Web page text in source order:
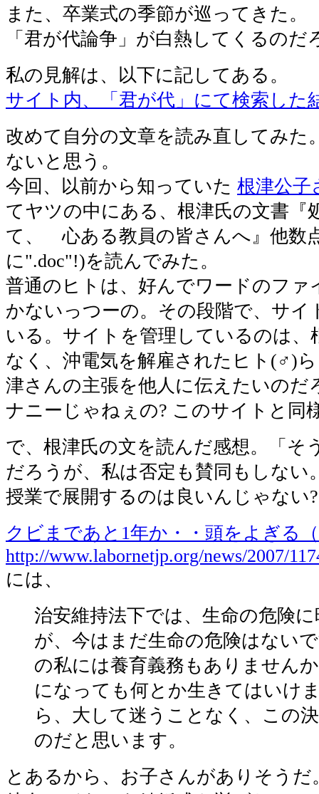
また、卒業式の季節が巡ってきた。
「君が代論争」が白熱してくるのだ
私の見解は、以下に記してある。
サイト内、「君が代」にて検索した
改めて自分の文章を読み直してみた
ないと思う。
今回、以前から知っていた 根津公子
てヤツの中にある、根津氏の文書
て、 心ある教員の皆さんへ』他数
に".doc"!)を読んでみた。
普通のヒトは、好んでワードのファ
かないっつーの。その段階で、サイ
いる。サイトを管理しているのは、
なく、沖電気を解雇されたヒト(♂)
津さんの主張を他人に伝えたいのだ
ナニーじゃねぇの? このサイトと同
で、根津氏の文を読んだ感想。「そ
だろうが、私は否定も賛同もしない
授業で展開するのは良いんじゃない
クビまであと1年か・・頭をよぎる
http://www.labornetjp.org/news/2007/
には、
治安維持法下では、生命の危険
が、今はまだ生命の危険はない
の私には養育義務もありません
になっても何とか生きてはいけ
ら、大して迷うことなく、この
のだと思います。
とあるから、お子さんがありそうだ